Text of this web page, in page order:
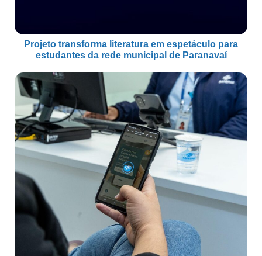
Projeto transforma literatura em espetáculo para
estudantes da rede municipal de Paranavaí